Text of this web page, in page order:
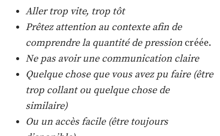
Aller trop vite, trop tôt
Prêtez attention au contexte afin de
comprendre la quantité de pression créée.
Ne pas avoir une communication claire
Quelque chose que vous avez pu faire (être
trop collant ou quelque chose de
similaire)
Ou un accès facile (être toujours